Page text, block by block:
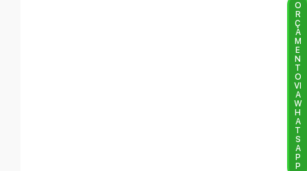
O
R
Ç
A
M
E
N
T
O
VI
A
W
H
A
T
S
A
P
P